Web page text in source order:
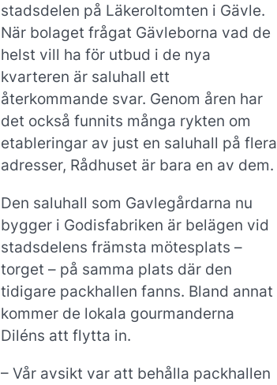
stadsdelen på Läkeroltomten i Gävle.
När bolaget frågat Gävleborna vad de
helst vill ha för utbud i de nya
kvarteren är saluhall ett
återkommande svar. Genom åren har
det också funnits många rykten om
etableringar av just en saluhall på flera
adresser, Rådhuset är bara en av dem.
Den saluhall som Gavlegårdarna nu
bygger i Godisfabriken är belägen vid
stadsdelens främsta mötesplats –
torget – på samma plats där den
tidigare packhallen fanns. Bland annat
kommer de lokala gourmanderna
Diléns att flytta in.
– Vår avsikt var att behålla packhallen